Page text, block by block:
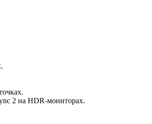
2 на HDR-мониторах.